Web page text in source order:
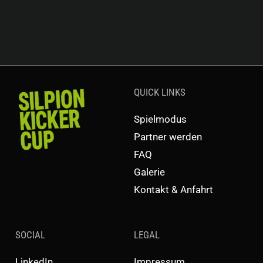
QUICK LINKS
Spielmodus
Partner werden
FAQ
Galerie
Kontakt & Anfahrt
SOCIAL LEGAL